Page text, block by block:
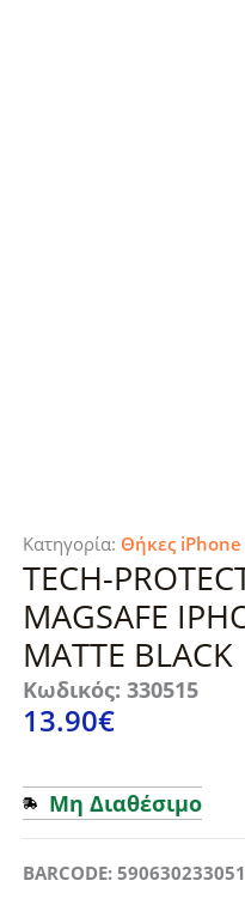
Κατηγορία: Θήκες iPhone
TECH-
MAGSAFE
MATTE BLACK
Κωδικός: 330515
13.90€
Μη Διαθέσιμο
BARCODE: